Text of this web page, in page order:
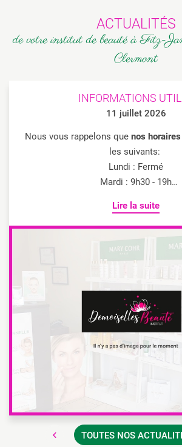
ACTUALITÉS
de votre institut de beauté à Fitz-
Clermont
INFORMATIONS
11 juillet 2026
Nous vous rappelons que nos
les suivants:
Lundi : Fermé
Mardi : 9h30 - 19h
Jeudi : 9h30 - 19h
Vendredi : 9h30 - 19h
Samedi : 9h30 - 19hVous pouvez
photos sur
notre page
Pour toutes questions, n'hésitez pas à
notre formulaire de contact ou par
63 20.
Pensez à nous ajouter (
à vos adresses pour faciliter nos
L'équipe de Demoiselles
Lire la suite
TOUTES NOS